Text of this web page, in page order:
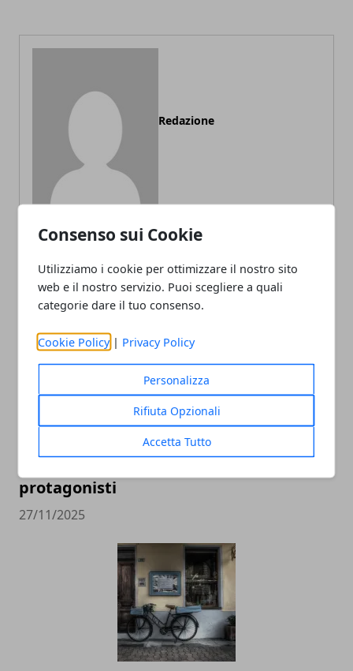
Consenso sui Cookie
Utilizziamo i cookie per ottimizzare il nostro sito
web e il nostro servizio. Puoi scegliere a quali
categorie dare il tuo consenso.
Cookie Policy | Privacy Policy
Personalizza
Rifiuta Opzionali
Accetta Tutto
Redazione
ARTICOLI CORRELATI
Green Pea ospita il Fashion Christmas
protagonisti
27/11/2025